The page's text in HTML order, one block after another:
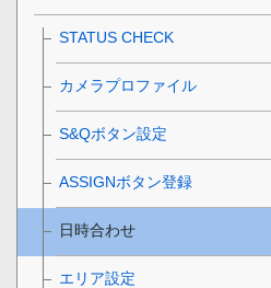
STATUS CHECK
カメラプロファイル
S&Qボタン設定
ASSIGNボタン登録
日時合わせ
エリア設定